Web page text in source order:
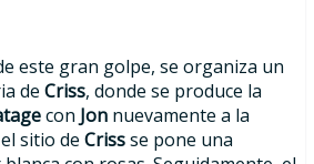
este gran golpe, se organiza un
de Criss, donde se produce la
con Jon nuevamente a la
sitio de Crissse pone una